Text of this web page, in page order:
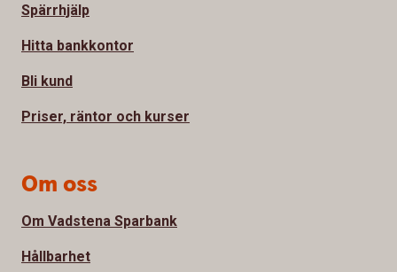
Spärrhjälp
Hitta bankkontor
Bli kund
Priser, räntor och kurser
Om oss
Om Vadstena Sparbank
Hållbarhet